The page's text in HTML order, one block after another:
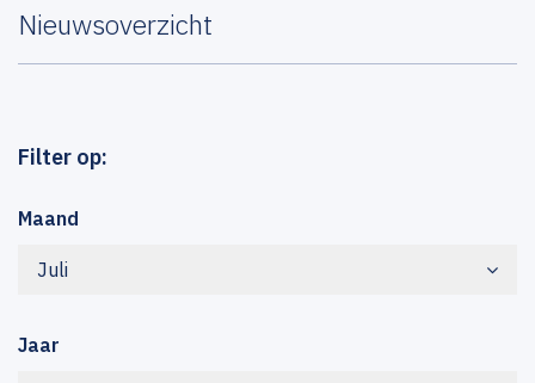
Nieuwsoverzicht
Filter op:
Maand
Juli
Jaar